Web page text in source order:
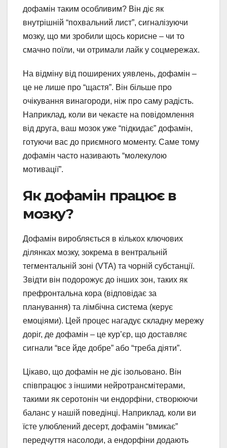
дофамін таким особливим? Він діє як
внутрішній “похвальний лист”, сигналізуючи
мозку, що ми зробили щось корисне – чи то
смачно поїли, чи отримали лайк у соцмережах.
На відміну від поширених уявлень, дофамін –
це не лише про “щастя”. Він більше про
очікування винагороди, ніж про саму радість.
Наприклад, коли ви чекаєте на повідомлення
від друга, ваш мозок уже “підкидає” дофамін,
готуючи вас до приємного моменту. Саме тому
дофамін часто називають “молекулою
мотивації”.
Як дофамін працює в
мозку?
Дофамін виробляється в кількох ключових
ділянках мозку, зокрема в вентральній
тегментальній зоні (VTA) та чорній субстанції.
Звідти він подорожує до інших зон, таких як
префронтальна кора (відповідає за
планування) та лімбічна система (керує
емоціями). Цей процес нагадує складну мережу
доріг, де дофамін – це кур’єр, що доставляє
сигнали “все йде добре” або “треба діяти”.
Цікаво, що дофамін не діє ізольовано. Він
співпрацює з іншими нейротрансмітерами,
такими як серотонін чи ендорфіни, створюючи
баланс у нашій поведінці. Наприклад, коли ви
їсте улюблений десерт, дофамін “вмикає”
передчуття насолоди, а ендорфіни додають